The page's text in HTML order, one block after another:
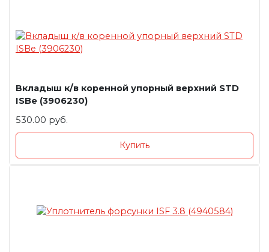
Вкладыш к/в коренной упорный верхний STD
ISBe (3906230)
530.00 руб.
Купить